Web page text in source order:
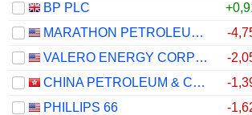
BP PLC
MARATHON PETROLEUM CORPORATION
-
VALERO ENERGY CORPORATION
-
CHINA PETROLEUM & CHEMICAL CORPORATION
-
PHILLIPS 66
-